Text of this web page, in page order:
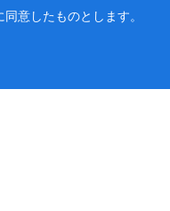
同意したものとします。